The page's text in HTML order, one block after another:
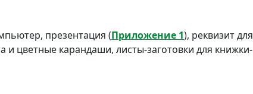
презентация (Приложение 1), реквизит для
цветные карандаши, листы-заготовки для книжки-